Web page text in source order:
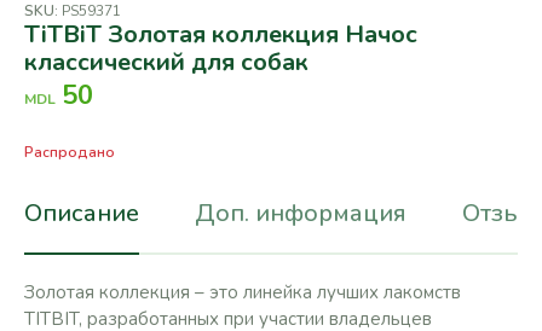
SKU: PS59371
TiTBiT Золотая коллекция Начос
классический для собак
MDL 50
Распродано
Описание Доп. информация
Золотая коллекция – это линейка лучших лакомств
TITBIT, разработанных при участии владельцев